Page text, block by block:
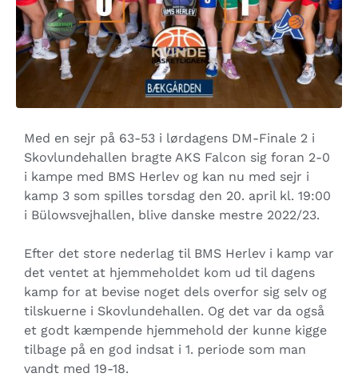
Med en sejr på 63-53 i lørdagens DM-Finale 2 i
Skovlundehallen bragte AKS Falcon sig foran 2-0
i kampe med BMS Herlev og kan nu med sejr i
kamp 3 som spilles torsdag den 20. april kl. 19:00
i Bülowsvejhallen, blive danske mestre 2022/23.
Efter det store nederlag til BMS Herlev i kamp var
det ventet at hjemmeholdet kom ud til dagens
kamp for at bevise noget dels overfor sig selv og
tilskuerne i Skovlundehallen. Og det var da også
et godt kæmpende hjemmehold der kunne kigge
tilbage på en god indsat i 1. periode som man
vandt med 19-18.